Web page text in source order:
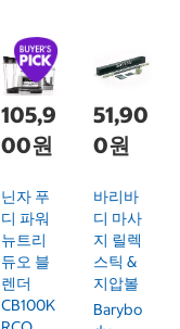
105,9
00원
닌자 푸
디 파워
뉴트리
듀오 블
렌더
CB100K
51,90
0원
바리바
디 마사
지 릴렉
스틱 &
지압볼
Barybo